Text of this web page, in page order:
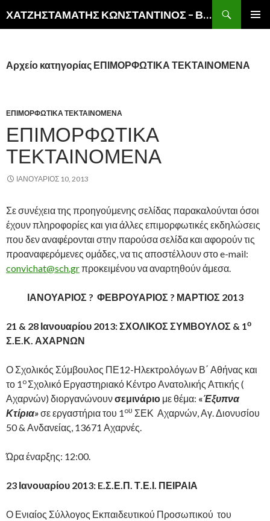
ΧΑΤΖΗΣΤΑΜΑΤΗΣ ΚΩΝΣΤΑΝΤΙΝΟΣ – ΒΙΚΤΩΡ
Αρχείο κατηγορίας ΕΠΙΜΟΡΦΩΤΙΚΑ ΤΕΚΤΑΙΝΟΜΕΝΑ
ΕΠΙΜΟΡΦΩΤΙΚΑ ΤΕΚΤΑΙΝΟΜΕΝΑ
ΕΠΙΜΟΡΦΩΤΙΚΑ
ΤΕΚΤΑΙΝΟΜΕΝΑ
ΙΑΝΟΥΆΡΙΟΣ 10, 2013
Σε συνέχεια της προηγούμενης σελίδας παρακαλούνται όσοι
έχουν πληροφορίες και για άλλες επιμορφωτικές εκδηλώσεις
που δεν αναφέρονται στην παρούσα σελίδα και αφορούν τις
προαναφερόμενες ομάδες, να τις αποστέλλουν στο e-mail:
convichat@sch.grπροκειμένου να αναρτηθούν άμεσα.
ΙΑΝΟΥΑΡΙΟΣ ? ΦΕΒΡΟΥΑΡΙΟΣ ? ΜΑΡΤΙΟΣ 2013
21 & 28 Ιανουαρίου 2013: ΣΧΟΛΙΚΟΣ ΣΥΜΒΟΥΛΟΣ & 1ο
Σ.Ε.Κ. ΑΧΑΡΝΩΝ
Ο Σχολικός Σύμβουλος ΠΕ12-Ηλεκτρολόγων Β΄ Αθήνας και
το 1 o Σχολικό Εργαστηριακό Κέντρο Ανατολικής Αττικής (
Αχαρνών) διοργανώνουνσεμινάριο με θέμα: «Έξυπνα
Κτίρια»σε εργαστήρια του 1 oυ ΣΕΚ Αχαρνών, Αγ. Διονυσίου
50 & Ανδανείας, 13671 Αχαρνές.
Ώρα έναρξης: 12:00.
23 Ιανουαρίου 2013: E.Σ.Ε.Π. Τ.Ε.Ι. ΠΕΙΡΑΙΑ
Ο Ενιαίος Σύλλογος Εκπαιδευτικού Προσωπικού του